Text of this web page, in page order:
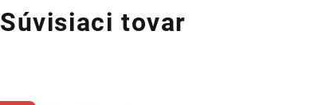
Súvisiaci tovar